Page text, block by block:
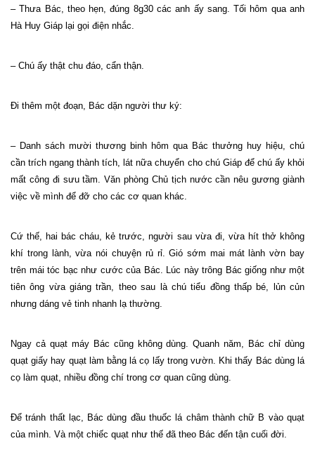
– Thưa Bác, theo hẹn, đúng 8g30 các anh ấy sang. Tối hôm qua anh
Hà Huy Giáp lại gọi điện nhắc.
– Chú ấy thật chu đáo, cẩn thận.
Đi thêm một đoạn, Bác dặn người thư ký:
– Danh sách mười thương binh hôm qua Bác thưởng huy hiệu, chú
cần trích ngang thành tích, lát nữa chuyển cho chú Giáp để chú ấy khỏi
mất công đi sưu tầm. Văn phòng Chủ tịch nước cần nêu gương giành
việc về mình để đỡ cho các cơ quan khác.
Cứ thế, hai bác cháu, kẻ trước, người sau vừa đi, vừa hít thở không
khí trong lành, vừa nói chuyện rủ rỉ. Gió sớm mai mát lành vờn bay
trên mái tóc bạc như cước của Bác. Lúc này trông Bác giống như một
tiên ông vừa giáng trần, theo sau là chú tiểu đồng thấp bé, lủn củn
nhưng dáng vẻ tinh nhanh lạ thường.
Ngay cả quạt máy Bác cũng không dùng. Quanh năm, Bác chỉ dùng
quạt giấy hay quạt làm bằng lá cọ lấy trong vườn. Khi thấy Bác dùng lá
cọ làm quạt, nhiều đồng chí trong cơ quan cũng dùng.
Để tránh thất lạc, Bác dùng đầu thuốc lá châm thành chữ B vào quạt
của mình. Và một chiếc quạt như thế đã theo Bác đến tận cuối đời.